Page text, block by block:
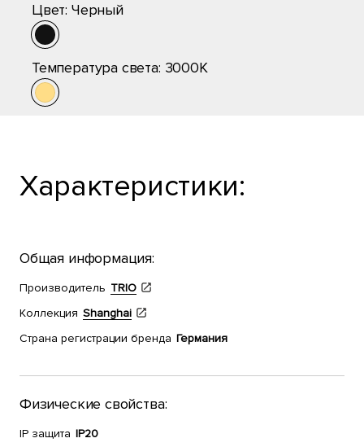
Цвет: Черный
Температура света: 3000K
Характеристики:
Общая информация:
Производитель TRIO
Коллекция Shanghai
Страна регистрации бренда Германия
Физические свойства:
IP защита IP20